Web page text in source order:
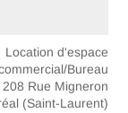
Location d'espace
Bureau
208 Rue Migneron
(Saint-Laurent)